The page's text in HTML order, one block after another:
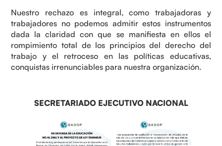
Nuestro rechazo es integral, como trabajadoras y
trabajadores no podemos admitir estos instrumentos
dada la claridad con que se manifiesta en ellos el
rompimiento total de los principios del derecho del
trabajo y el retroceso en las políticas educativas,
conquistas irrenunciables para nuestra organización.
SECRETARIADO EJECUTIVO NACIONAL